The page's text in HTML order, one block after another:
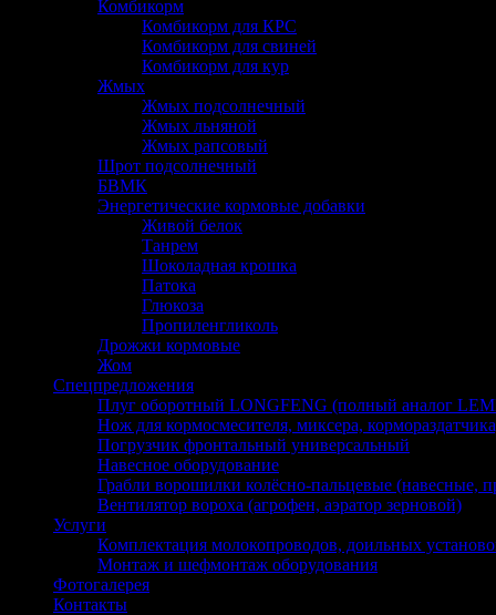
Комбикорм
Комбикорм для КРС
Комбикорм для свиней
Комбикорм для кур
Жмых
Жмых подсолнечный
Жмых льняной
Жмых рапсовый
Шрот подсолнечный
БВМК
Энергетические кормовые добавки
Живой белок
Танрем
Шоколадная крошка
Патока
Глюкоза
Пропиленгликоль
Дрожжи кормовые
Жом
Спецпредложения
Плуг оборотный LONGFENG (полный аналог
Нож для кормосмесителя, миксера,
Погрузчик фронтальный универсальный
Навесное оборудование
Грабли ворошилки колёсно-пальцевые (навесные,
Вентилятор вороха (агрофен, аэратор зерновой)
Услуги
Комплектация молокопроводов, доильных
Монтаж и шефмонтаж оборудования
Фотогалерея
Контакты